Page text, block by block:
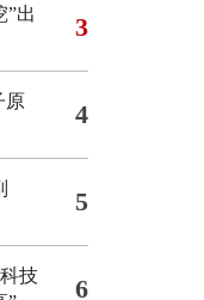
”出
3
原
4
5
技
6